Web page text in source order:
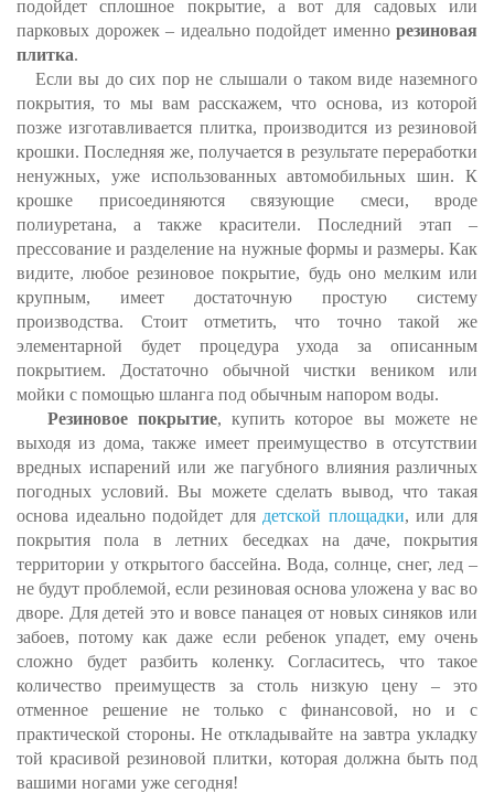
подойдет сплошное покрытие, а вот для садовых или
парковых дорожек – идеально подойдет именно резиновая
плитка.
Если вы до сих пор не слышали о таком виде наземного
покрытия, то мы вам расскажем, что основа, из которой
позже изготавливается плитка, производится из резиновой
крошки. Последняя же, получается в результате переработки
ненужных, уже использованных автомобильных шин. К
крошке присоединяются связующие смеси, вроде
полиуретана, а также красители. Последний этап –
прессование и разделение на нужные формы и размеры. Как
видите, любое резиновое покрытие, будь оно мелким или
крупным, имеет достаточную простую систему
производства. Стоит отметить, что точно такой же
элементарной будет процедура ухода за описанным
покрытием. Достаточно обычной чистки веником или
мойки с помощью шланга под обычным напором воды.
Резиновое покрытие, купить которое вы можете не
выходя из дома, также имеет преимущество в отсутствии
вредных испарений или же пагубного влияния различных
погодных условий. Вы можете сделать вывод, что такая
основа идеально подойдет для детской площадки, или для
покрытия пола в летних беседках на даче, покрытия
территории у открытого бассейна. Вода, солнце, снег, лед –
не будут проблемой, если резиновая основа уложена у вас во
дворе. Для детей это и вовсе панацея от новых синяков или
забоев, потому как даже если ребенок упадет, ему очень
сложно будет разбить коленку. Согласитесь, что такое
количество преимуществ за столь низкую цену – это
отменное решение не только с финансовой, но и с
практической стороны. Не откладывайте на завтра укладку
той красивой резиновой плитки, которая должна быть под
вашими ногами уже сегодня!